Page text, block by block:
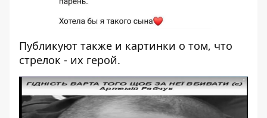
Публикуют также и картинки о том, что
стрелок - их герой.